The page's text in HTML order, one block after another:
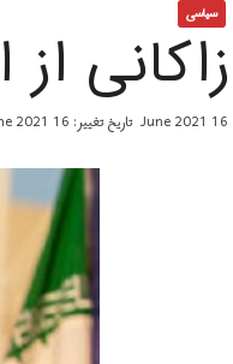
ر
ا
ی
سياسى
زاکانی
16 June 2021 تاریخ تغییر: 16 June 2021